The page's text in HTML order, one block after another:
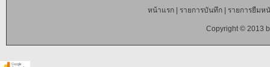
หน้าแรก| รายการบันทึก| รายการยืมห
Copyright © 2013